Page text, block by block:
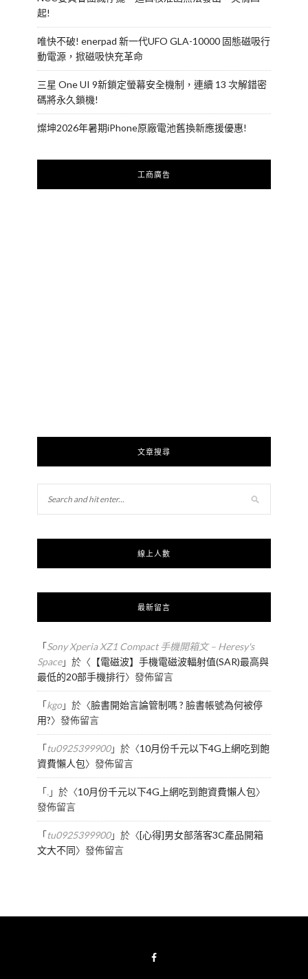
起!
唯快不破! enerpad 新一代UFO GLA-10000 固態磁吸行
動電源，掀磁吸快充革命
三星 One UI 9新鎖定螢幕安全機制，連續 13 次解錯密
碼將永久鎖機!
燦坤2026年暑期iPhone原廠電池舊換新應援優惠!
工商廣告
文章搜尋
線上人數
最新留言
「Sony Xperia XZ1 Compact 手機開箱文 – Heresy's
Space」於〈 【電磁波】手機電磁波輻射值(SAR)最高與
最低的20部手機排行〉發佈留言
「kgo」於〈臉書開始言論管制嗎 ? 臉書帳號為何被停
用?〉發佈留言
「tu0925399900」於〈10月份千元以下4G上網吃到飽
資費懶人包〉發佈留言
「.」於〈10月份千元以下4G上網吃到飽資費懶人包〉
發佈留言
「tu0925399900」於〈[心得]男女部落客3C產品開箱
文大不同〉發佈留言